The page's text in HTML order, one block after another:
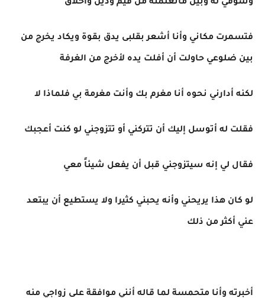
وشوقي له وبين ماتعلمته من قيم ودين وأخلاق
فتسمرت مكاني وأنا أشعر بقلبى يدق بقوة ويكاد يخرج من
بين ضلوعي حاولت أن أفلت يده لأخرج من الغرفة
لكنه أدارني نحوه أنا مغرم بك وأنت مغرمة بي فلماذا لا
فقلت له أتوسل إليك أن تتركني أو تتزوجني لو كنت أعجبك
فقال لي إنه سيتزوجني قبل أن يفعل شيئاً معي
لو كان هذا يريحني وأنه يحبني كثيرا ولا يستطيع أن يبتعد
عني أكثر من ذلك
أخبرته وأنا متحمسة لما قاله أنني موافقة على زواجي منه